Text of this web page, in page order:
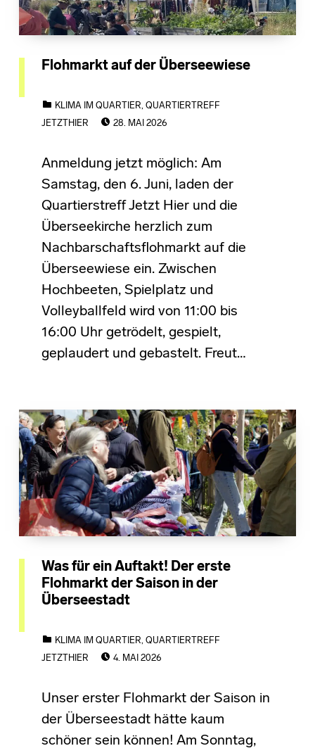
Flohmarkt auf der Überseewiese
KLIMA IM QUARTIER QUARTIERTREFF
JETZTHIER
28. MAI 2026
Anmeldung jetzt möglich: Am
Samstag, den 6. Juni, laden der
Quartierstreff Jetzt Hier und die
Überseekirche herzlich zum
Nachbarschaftsflohmarkt auf die
Überseewiese ein. Zwischen
Hochbeeten, Spielplatz und
Volleyballfeld wird von 11:00 bis
16:00 Uhr getrödelt, gespielt,
geplaudert und gebastelt. Freut…
Was für ein Auftakt! Der erste
Flohmarkt der Saison in der
Überseestadt
KLIMA IM QUARTIER QUARTIERTREFF
JETZTHIER
4. MAI 2026
Unser erster Flohmarkt der Saison in
der Überseestadt hätte kaum
schöner sein können! Am Sonntag,